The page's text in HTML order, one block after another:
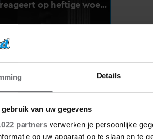
Details
van uw gegevens
partners verwerken je persoonlijke
op uw apparaat op te slaan en te